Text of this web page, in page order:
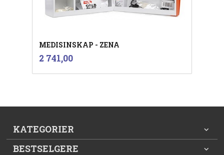
MEDISINSKAP - ZENA
Pris
2 741,00mva.
KATEGORIER
BESTSELGERE